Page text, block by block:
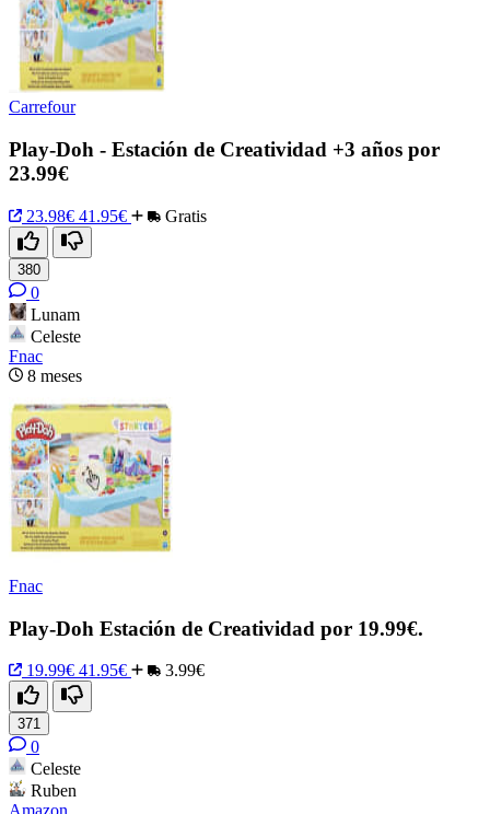
Carrefour
Play-Doh - Estación de Creatividad +3 años por
23.99€
23.98€ 41.95€ Gratis
380
0
Lunam
Celeste
Fnac
8 meses
Fnac
Play-Doh Estación de Creatividad por 19.99€.
19.99€ 41.95€ 3.99€
371
0
Celeste
Ruben